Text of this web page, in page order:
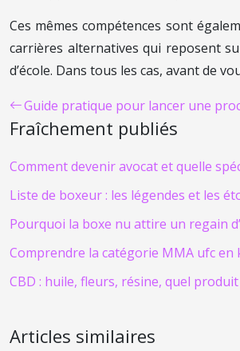
Ces mêmes compétences sont
carrières alternatives qui reposent
d’école. Dans tous les cas, avant de
Guide pratique pour lancer une
Fraîchement publiés
Comment devenir avocat et quelle
Liste de boxeur : les légendes et les
Pourquoi la boxe nu attire un regain
Comprendre la catégorie MMA ufc
CBD : huile, fleurs, résine, quel
Articles similaires